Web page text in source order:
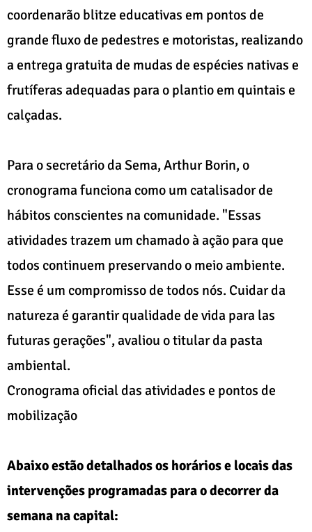
coordenarão blitze educativas em pontos de
grande fluxo de pedestres e motoristas, realizando
a entrega gratuita de mudas de espécies nativas e
frutíferas adequadas para o plantio em quintais e
calçadas.
Para o secretário da Sema, Arthur Borin, o
cronograma funciona como um catalisador de
hábitos conscientes na comunidade. "Essas
atividades trazem um chamado à ação para que
todos continuem preservando o meio ambiente.
Esse é um compromisso de todos nós. Cuidar da
natureza é garantir qualidade de vida para las
futuras gerações", avaliou o titular da pasta
ambiental.
Cronograma oficial das atividades e pontos de
mobilização
Abaixo estão detalhados os horários e locais das
intervenções programadas para o decorrer da
semana na capital: